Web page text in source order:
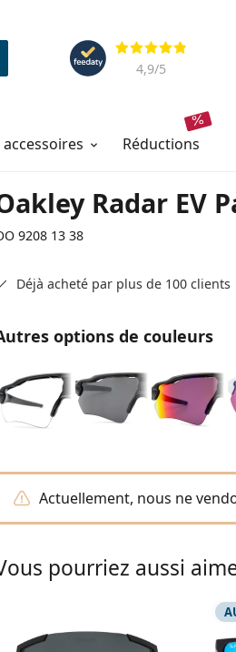
Évaluation
4,9/5
réductions
Radar EV
9208 13 38
Déjà acheté par plus de 100 clients
options de couleurs
Actuellement, nous ne
pourriez aussi